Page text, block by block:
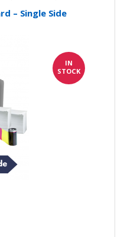
– Single Side
IN
STOCK